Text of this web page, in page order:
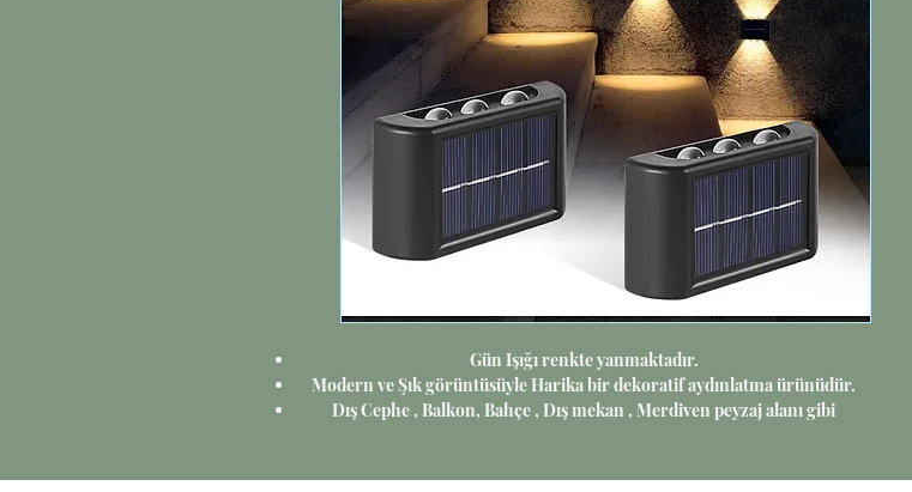
Gün Işığı renkte yanmaktadır.
Modern ve Şık görüntüsüyle Harika bir dekoratif aydınlatma ürünüdür.
Dış Cephe , Balkon, Bahçe , Dış mekan , Merdiven peyzaj alanı gibi
Kullanacağınız alanda ana ışık kaynağı olarak düşünmemelisiniz , daha çok